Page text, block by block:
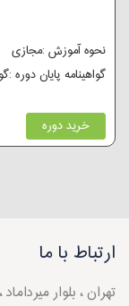
نحوه آموزش :مجازی
گواهینامه پایان
خرید دوره
ارتباط با ما
تهران ، بلوار میرداماد ،